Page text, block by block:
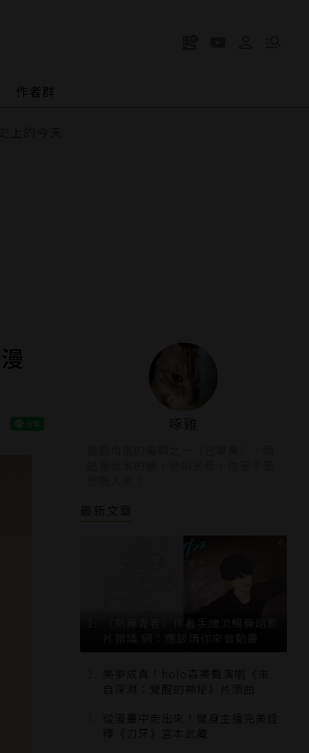
作者群
啄雞
最新文章
《熱舞青春》作者手繪流暢舞蹈影
片掀議 網：應該請你來做動畫
美夢成真！holo森美聲演唱《來
自深淵：覺醒的神秘》片頭曲
從漫畫中走出來！健身主播完美詮
釋《刃牙》宮本武藏